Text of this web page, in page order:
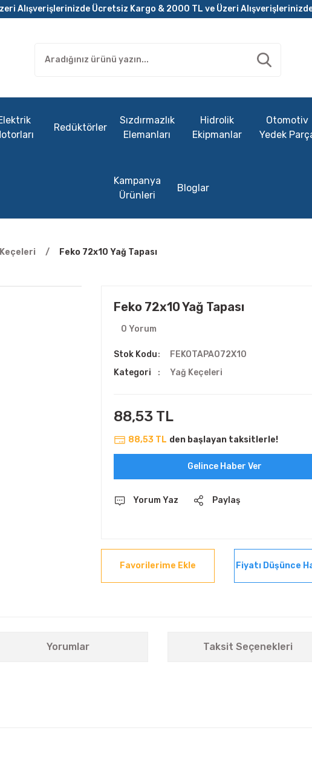
Alışverişlerinizde Ücretsiz Kargo & 2000 TL ve Üzeri
Redüktörler
Sızdırmazlık
Elemanları
Hidrolik
Ekipmanlar
Otomotiv
Yedek
Kampanya
Ürünleri
Bloglar
Feko 72x10 Yağ Tapası
Feko 72x10 Yağ Tapası
0 Yorum
Stok Kodu
FEKOTAPA072X10
Kategori
Yağ Keçeleri
88,53 TL
88,53 TL den başlayan taksitlerle!
Gelince Haber Ver
Yorum Yaz Paylaş
Fiyatı Düşünce
Yorumlar Taksit Seçenekleri